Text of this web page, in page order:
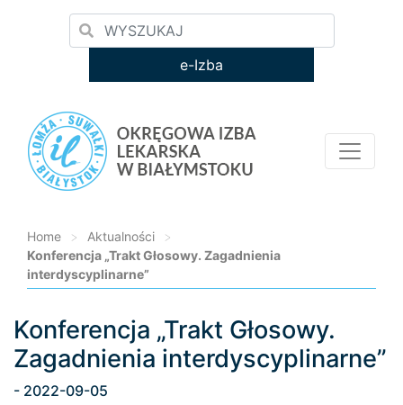
e-Izba
Home > Aktualności
>
Konferencja „Trakt Głosowy. Zagadnienia
interdyscyplinarne”
Loading...
Konferencja „Trakt Głosowy.
Zagadnienia interdyscyplinarne”
- 2022-09-05